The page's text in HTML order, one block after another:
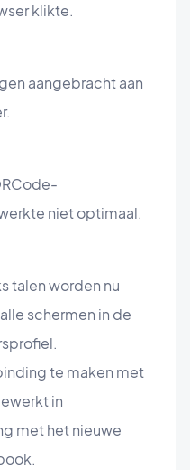
klikte.
aangebracht aan
niet optimaal.
talen worden nu
schermen in de
te maken met
in
met het nieuwe